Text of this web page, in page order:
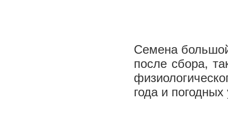
Семена
после сбора,
года и